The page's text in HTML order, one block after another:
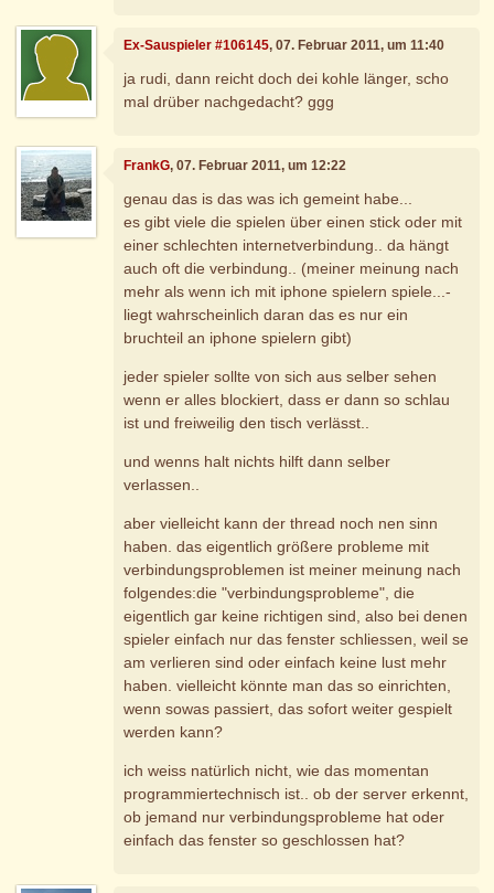
Ex-Sauspieler #106145, 07. Februar 2011, um 11:40
ja rudi, dann reicht doch dei kohle länger, scho
mal drüber nachgedacht? ggg
FrankG, 07. Februar 2011, um 12:22
genau das is das was ich gemeint habe...
es gibt viele die spielen über einen stick oder mit
einer schlechten internetverbindung.. da hängt
auch oft die verbindung.. (meiner meinung nach
mehr als wenn ich mit iphone spielern spiele...-
liegt wahrscheinlich daran das es nur ein
bruchteil an iphone spielern gibt)
jeder spieler sollte von sich aus selber sehen
wenn er alles blockiert, dass er dann so schlau
ist und freiweilig den tisch verlässt..
und wenns halt nichts hilft dann selber
verlassen..
aber vielleicht kann der thread noch nen sinn
haben. das eigentlich größere probleme mit
verbindungsproblemen ist meiner meinung nach
folgendes:die "verbindungsprobleme", die
eigentlich gar keine richtigen sind, also bei denen
spieler einfach nur das fenster schliessen, weil se
am verlieren sind oder einfach keine lust mehr
haben. vielleicht könnte man das so einrichten,
wenn sowas passiert, das sofort weiter gespielt
werden kann?
ich weiss natürlich nicht, wie das momentan
programmiertechnisch ist.. ob der server erkennt,
ob jemand nur verbindungsprobleme hat oder
einfach das fenster so geschlossen hat?